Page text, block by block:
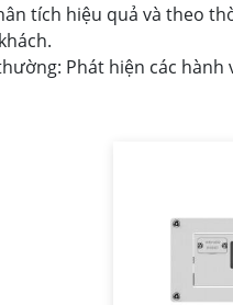
tích hiệu quả và theo
Phát hiện các